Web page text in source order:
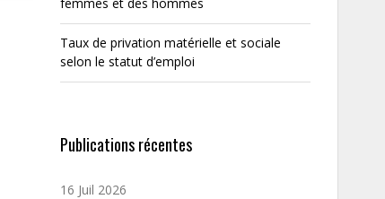
Taux de privation matérielle et sociale
selon le statut d’emploi
Publications récentes
16 Juil 2026